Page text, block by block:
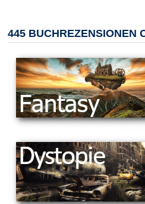
445 BUCHREZENSIONEN